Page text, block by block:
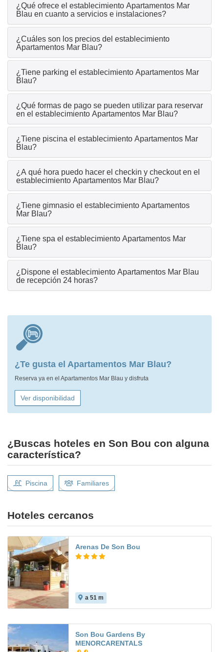
¿Qué ofrece el establecimiento Apartamentos Mar
Blau en cuanto a servicios e instalaciones?
¿Cuáles son los precios del establecimiento
Apartamentos Mar Blau?
¿Tiene parking el establecimiento Apartamentos Mar
Blau?
¿Qué formas de pago se pueden utilizar para reservar
en el establecimiento Apartamentos Mar Blau?
¿Tiene piscina el establecimiento Apartamentos Mar
Blau?
¿A qué hora puedo hacer el checkin y checkout en el
establecimiento Apartamentos Mar Blau?
¿Tiene gimnasio el establecimiento Apartamentos
Mar Blau?
¿Tiene spa el establecimiento Apartamentos Mar
Blau?
¿Dispone el establecimiento Apartamentos Mar Blau
de recepción 24 horas?
¿Te gusta el Apartamentos Mar Blau?
Reserva ya en el Apartamentos Mar Blau y disfruta
Ver disponibilidad
¿Buscas hoteles en Son Bou con alguna
característica?
Piscina Familiares
Hoteles cercanos
Arenas De Son Bou
a 51 m
Son Bou Gardens By
MENORCARENTALS